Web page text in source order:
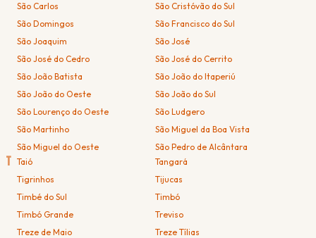
São Carlos
São Cristóvão do Sul
São Domingos
São Francisco do Sul
São Joaquim
São José
São José do Cedro
São José do Cerrito
São João Batista
São João do Itaperiú
São João do Oeste
São João do Sul
São Lourenço do Oeste
São Ludgero
São Martinho
São Miguel da Boa Vista
São Miguel do Oeste
São Pedro de Alcântara
T Taió
Tangará
Tigrinhos
Tijucas
Timbé do Sul
Timbó
Timbó Grande
Treviso
Treze de Maio
Treze Tílias